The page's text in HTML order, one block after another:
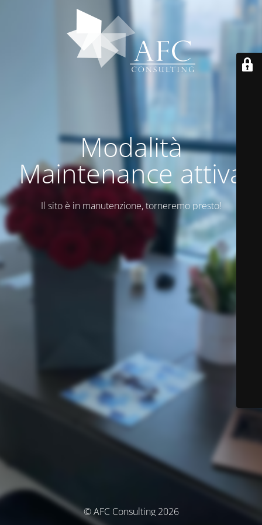
Modalità
Maintenance attiva
Il sito è in manutenzione, torneremo presto!
© AFC Consulting 2026